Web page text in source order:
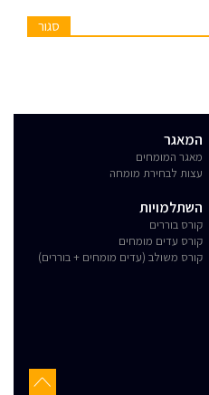
סגור
המאגר
מאגר המומחים
עצות לבחירת מומחה
השתלמויות
קורס בוררים
קורס עדים מומחים
קורס משולב (עדים מומחים + בוררים)